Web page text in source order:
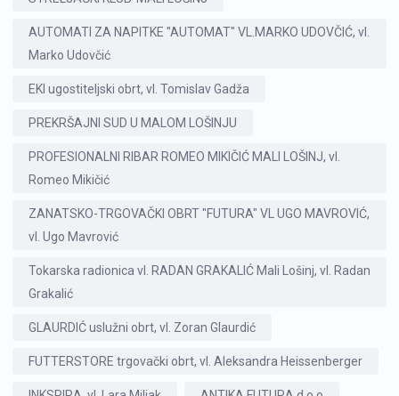
AUTOMATI ZA NAPITKE "AUTOMAT" VL.MARKO UDOVČIĆ, vl.
Marko Udovčić
EKI ugostiteljski obrt, vl. Tomislav Gadža
PREKRŠAJNI SUD U MALOM LOŠINJU
PROFESIONALNI RIBAR ROMEO MIKIČIĆ MALI LOŠINJ, vl.
Romeo Mikičić
ZANATSKO-TRGOVAČKI OBRT "FUTURA" VL UGO MAVROVIĆ,
vl. Ugo Mavrović
Tokarska radionica vl. RADAN GRAKALIĆ Mali Lošinj, vl. Radan
Grakalić
GLAURDIĆ uslužni obrt, vl. Zoran Glaurdić
FUTTERSTORE trgovački obrt, vl. Aleksandra Heissenberger